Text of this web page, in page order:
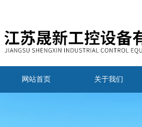
网站首页 关于我们